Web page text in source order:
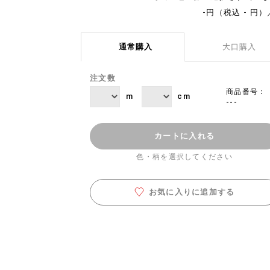
-円（税込 - 円）
通常購入 大口購入
注文数
m cm
商品番号：
---
カートに入れる
色・柄を選択してください
お気に入りに追加する